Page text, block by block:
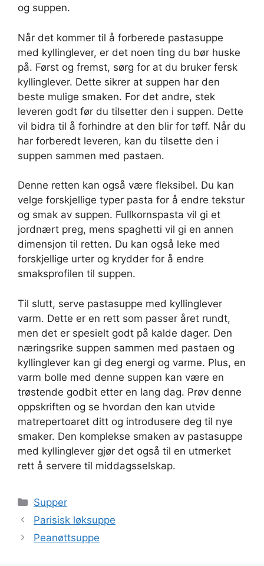
og suppen.
Når det kommer til å forberede pastasuppe
med kyllinglever, er det noen ting du bør huske
på. Først og fremst, sørg for at du bruker fersk
kyllinglever. Dette sikrer at suppen har den
beste mulige smaken. For det andre, stek
leveren godt før du tilsetter den i suppen. Dette
vil bidra til å forhindre at den blir for tøff. Når du
har forberedt leveren, kan du tilsette den i
suppen sammen med pastaen.
Denne retten kan også være fleksibel. Du kan
velge forskjellige typer pasta for å endre tekstur
og smak av suppen. Fullkornspasta vil gi et
jordnært preg, mens spaghetti vil gi en annen
dimensjon til retten. Du kan også leke med
forskjellige urter og krydder for å endre
smaksprofilen til suppen.
Til slutt, serve pastasuppe med kyllinglever
varm. Dette er en rett som passer året rundt,
men det er spesielt godt på kalde dager. Den
næringsrike suppen sammen med pastaen og
kyllinglever kan gi deg energi og varme. Plus, en
varm bolle med denne suppen kan være en
trøstende godbit etter en lang dag. Prøv denne
oppskriften og se hvordan den kan utvide
matrepertoaret ditt og introdusere deg til nye
smaker. Den komplekse smaken av pastasuppe
med kyllinglever gjør det også til en utmerket
rett å servere til middagsselskap.
Kategorier
Supper
Parisisk løksuppe
Peanøttsuppe